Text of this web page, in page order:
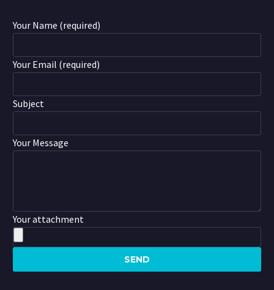
Your Name (required)
Your Email (required)
Subject
Your Message
Your attachment